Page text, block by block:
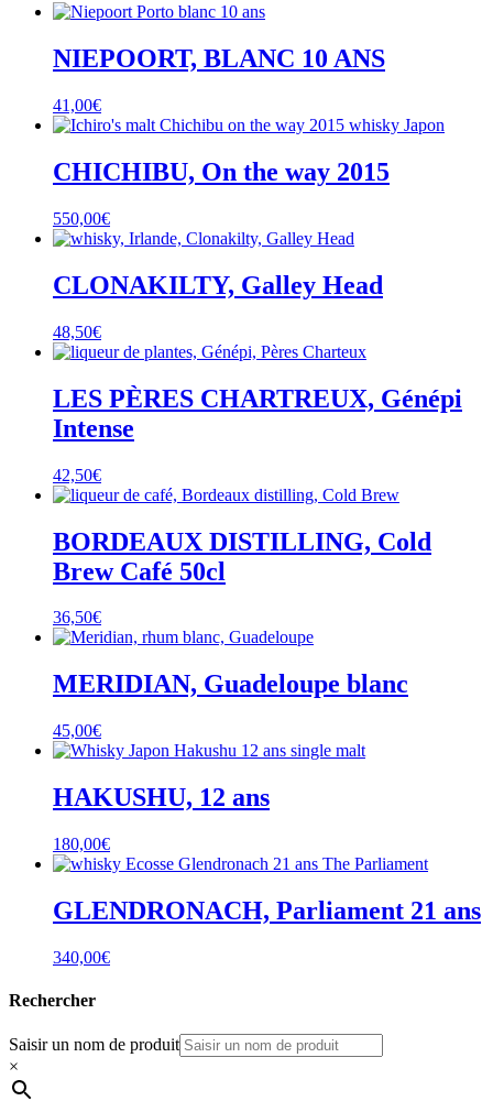
NIEPOORT, BLANC 10 ANS
41,00€
CHICHIBU, On the way 2015
550,00€
CLONAKILTY, Galley Head
48,50€
LES PÈRES CHARTREUX, Génépi
Intense
42,50€
BORDEAUX DISTILLING, Cold
Brew Café 50cl
36,50€
MERIDIAN, Guadeloupe blanc
45,00€
HAKUSHU, 12 ans
180,00€
GLENDRONACH, Parliament 21 ans
340,00€
Rechercher
Saisir un nom de produit
×